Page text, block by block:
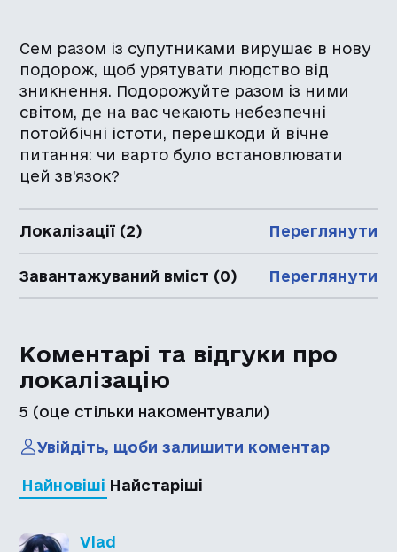
Сем разом із супутниками вирушає в нову
подорож, щоб урятувати людство від
зникнення. Подорожуйте разом із ними
світом, де на вас чекають небезпечні
потойбічні істоти, перешкоди й вічне
питання: чи варто було встановлювати
цей зв’язок?
Локалізації (2) Переглянути
Завантажуваний вміст (0) Переглянути
Коментарі та відгуки про
локалізацію
5 (оце стільки накоментували)
Увійдіть, щоби залишити коментар
Найновіші Найстаріші
Vlad